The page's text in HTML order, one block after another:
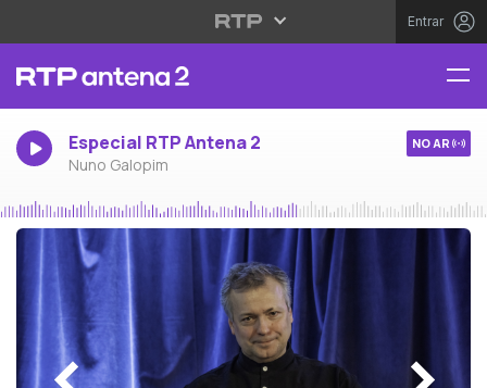
Entrar
Especial RTP Antena 2
Nuno Galopim
NO AR